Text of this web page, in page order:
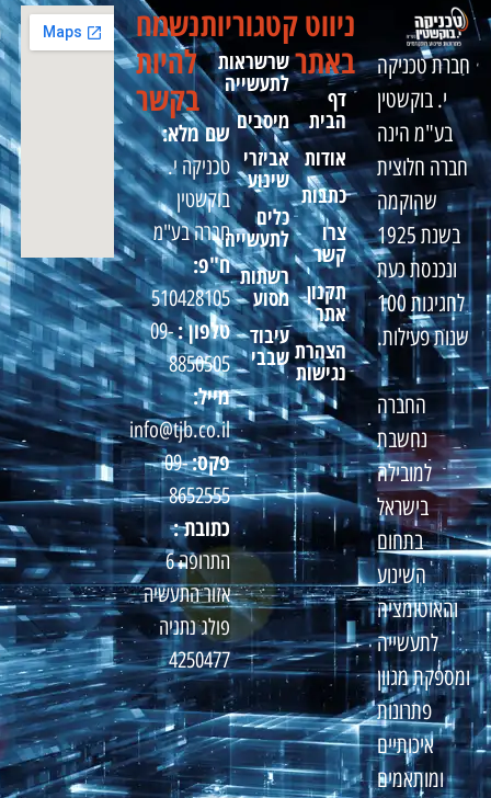
חברת טכניקה
י. בוקשטין
בע"מ הינה
חברה חלוצית
שהוקמה
בשנת 1925
ונכנסת כעת
לחגיגות 100
שנות פעילות.
החברה
נחשבת
למובילה
בישראל
בתחום
השינוע
והאוטומציה
לתעשייה
ומספקת מגוון
פתרונות
איכותיים
ומותאמים
ניווט
באתר
דף
הבית
אודות
כתבות
צרו
קשר
תקנון
אתר
הצהרת
נגישות
קטגוריות
שרשראות
לתעשייה
מיסבים
אביזרי
שינוע
כלים
לתעשייה
רשתות
מסוע
עיבוד
שבבי
נשמח
להיות
בקשר
שם מלא:
טכניקה י.
בוקשטין
חברה בע"מ
ח"פ:
510428105
טלפון :09-
8850505
מייל:
info@tjb.co.il
פקס:09-
8652555
כתובת :
התרופה 6
אזור התעשיה
פולג נתניה
4250477